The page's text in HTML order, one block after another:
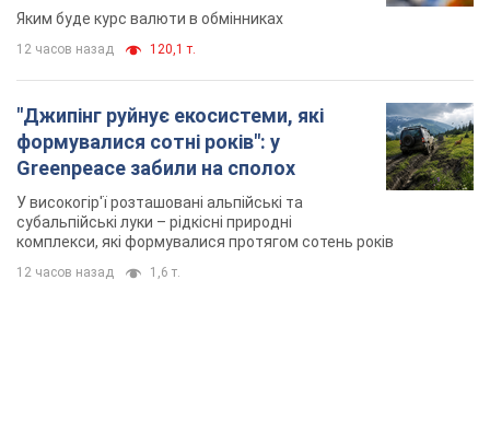
Яким буде курс валюти в обмінниках
12 часов назад 120,1 т.
"Джипінг руйнує екосистеми, які
формувалися сотні років": у
Greenpeace забили на сполох
У високогір'ї розташовані альпійські та
субальпійські луки – рідкісні природні
комплекси, які формувалися протягом сотень років
12 часов назад 1,6 т.